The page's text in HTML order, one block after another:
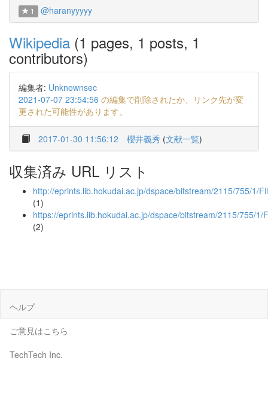
1 @haranyyyyy
Wikipedia (1 pages, 1 posts, 1
contributors)
編集者: Unknownsec
2021-07-07 23:54:56 の編集で削除されたか、リンク先が変
更された可能性があります。
2017-01-30 11:56:12 櫻井義秀 (文献一覧)
収集済み URL リスト
http://eprints.lib.hokudai.ac.jp/dspace/bitstream/2115/755/1/
(1)
https://eprints.lib.hokudai.ac.jp/dspace/bitstream/2115/755/1/
(2)
ヘルプ
ご意見はこちら
TechTech Inc.